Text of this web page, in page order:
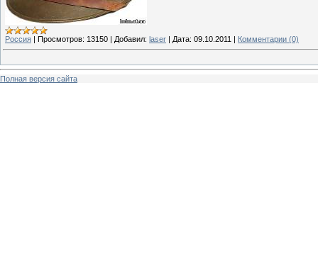
Россия | Просмотров: 13150 | Добавил: laser | Дата: 09.10.2011 | Комментарии (0)
Полная версия сайта